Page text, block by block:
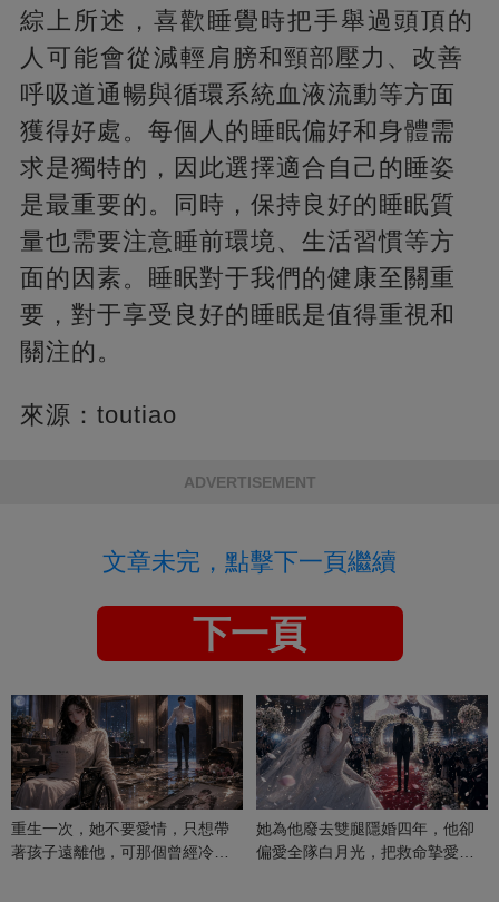
綜上所述，喜歡睡覺時把手舉過頭頂的
人可能會從減輕肩膀和頸部壓力、改善
呼吸道通暢與循環系統血液流動等方面
獲得好處。每個人的睡眠偏好和身體需
求是獨特的，因此選擇適合自己的睡姿
是最重要的。同時，保持良好的睡眠質
量也需要注意睡前環境、生活習慣等方
面的因素。睡眠對于我們的健康至關重
要，對于享受良好的睡眠是值得重視和
關注的。
來源：toutiao
ADVERTISEMENT
文章未完，點擊下一頁繼續
下一頁
重生一次，她不要愛情，只想帶
著孩子遠離他，可那個曾經冷漠
她為他廢去雙腿隱婚四年，他卻
偏愛全隊白月光，把救命摯愛當